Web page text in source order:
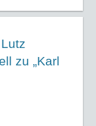
zu „Karl